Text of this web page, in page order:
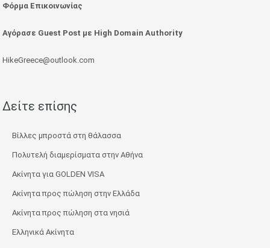
Φόρμα Επικοινωνίας
Αγόρασε Guest Post με High Domain Authority
HikeGreece@outlook.com
Δείτε επίσης
Βίλλες μπροστά στη θάλασσα
Πολυτελή διαμερίσματα στην Αθήνα
Ακίνητα για GOLDEN VISA
Ακίνητα προς πώληση στην Ελλάδα
Ακίνητα προς πώληση στα νησιά
Ελληνικά Ακίνητα